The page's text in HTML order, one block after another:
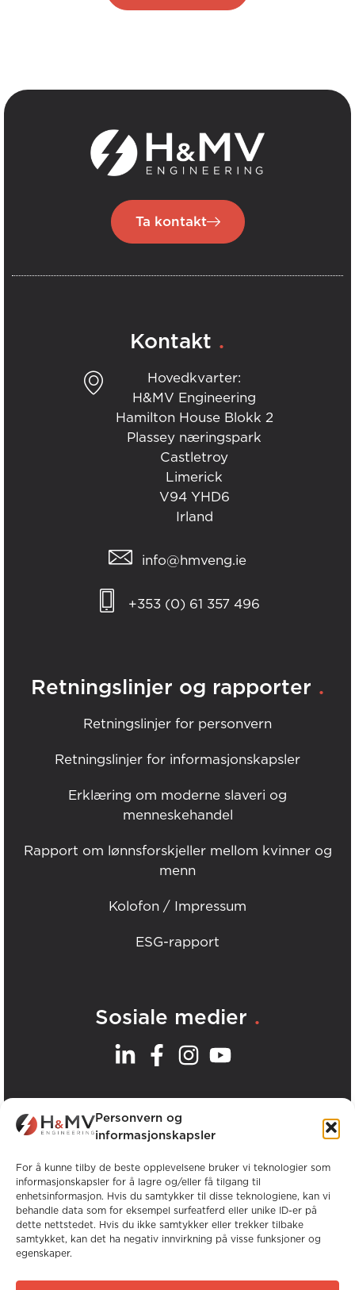
Personvern og
informasjonskapsler
For å kunne tilby de beste opplevelsene bruker vi teknologier som
informasjonskapsler for å lagre og/eller få tilgang til
enhetsinformasjon. Hvis du samtykker til disse teknologiene, kan vi
behandle data som for eksempel surfeatferd eller unike ID-er på
dette nettstedet. Hvis du ikke samtykker eller trekker tilbake
samtykket, kan det ha negativ innvirkning på visse funksjoner og
egenskaper.
Ta kontakt
Kontakt .
Hovedkvarter:
H&MV Engineering
Hamilton House Blokk 2
Plassey næringspark
Castletroy
Limerick
V94 YHD6
Irland
info@hmveng.ie
+353 (0) 61 357 496
Retningslinjer og rapporter .
Retningslinjer for personvern
Retningslinjer for informasjonskapsler
Erklæring om moderne slaveri og
menneskehandel
Rapport om lønnsforskjeller mellom kvinner og
menn
Kolofon / Impressum
ESG-rapport
Sosiale medier .
Våre kontorer
Opphavsrett © H&MV Engineering. Alle